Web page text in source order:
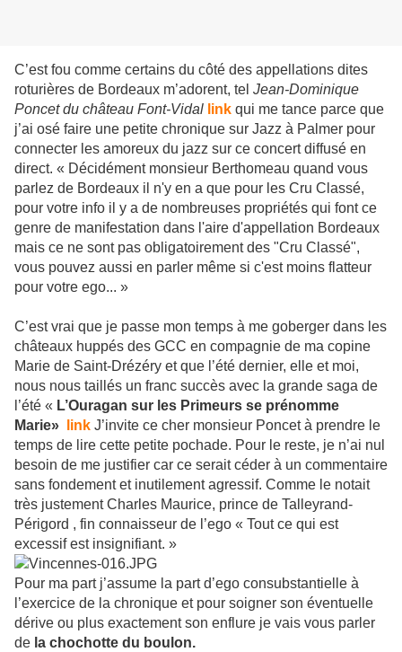
C’est fou comme certains du côté des appellations dites
roturières de Bordeaux m’adorent, tel Jean-Dominique
Poncet du château Font-Vidal link qui me tance parce que
j’ai osé faire une petite chronique sur Jazz à Palmer pour
connecter les amoreux du jazz sur ce concert diffusé en
direct. « Décidément monsieur Berthomeau quand vous
parlez de Bordeaux il n'y en a que pour les Cru Classé,
pour votre info il y a de nombreuses propriétés qui font ce
genre de manifestation dans l'aire d'appellation Bordeaux
mais ce ne sont pas obligatoirement des "Cru Classé",
vous pouvez aussi en parler même si c'est moins flatteur
pour votre ego... »
C’est vrai que je passe mon temps à me goberger dans les
châteaux huppés des GCC en compagnie de ma copine
Marie de Saint-Drézéry et que l’été dernier, elle et moi,
nous nous taillés un franc succès avec la grande saga de
l’été « L’Ouragan sur les Primeurs se prénomme
Marie»
link J’invite ce cher monsieur Poncet à prendre le
temps de lire cette petite pochade. Pour le reste, je n’ai nul
besoin de me justifier car ce serait céder à un commentaire
sans fondement et inutilement agressif. Comme le notait
très justement Charles Maurice, prince de Talleyrand-
Périgord , fin connaisseur de l’ego « Tout ce qui est
excessif est insignifiant. »
Pour ma part j’assume la part d’ego consubstantielle à
l’exercice de la chronique et pour soigner son éventuelle
dérive ou plus exactement son enflure je vais vous parler
de la chochotte du boulon.